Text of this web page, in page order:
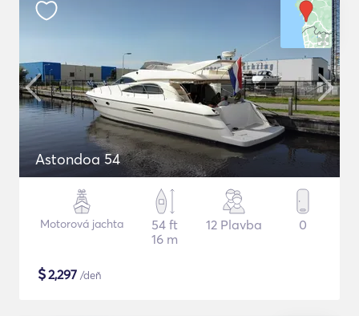
Astondoa 54
Motorová jachta
54 ft
16 m
12 Plavba 0
$2,297 /deň